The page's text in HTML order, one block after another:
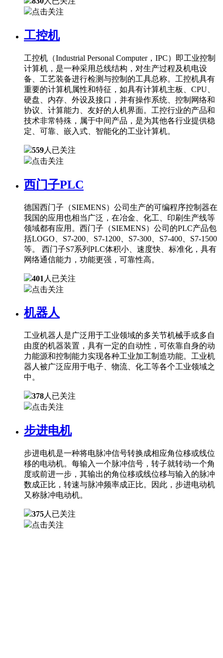
点击关注
工控机
工控机（Industrial Personal Computer，IPC）即工业控制
计算机，是一种采用总线结构，对生产过程及机电设
备、工艺装备进行检测与控制的工具总称。工控机具有
重要的计算机属性和特征，如具有计算机主板、CPU、
硬盘、内存、外设及接口，并有操作系统、控制网络和
协议、计算能力、友好的人机界面。工控行业的产品和
技术非常特殊，属于中间产品，是为其他各行业提供稳
定、可靠、嵌入式、智能化的工业计算机。
559人已关注
点击关注
西门子PLC
德国西门子（SIEMENS）公司生产的可编程序控制器在
我国的应用也相当广泛，在冶金、化工、印刷生产线等
领域都有应用。西门子（SIEMENS）公司的PLC产品包
括LOGO、S7-200、S7-1200、S7-300、S7-400、S7-1500
等。 西门子S7系列PLC体积小、速度快、标准化，具有
网络通信能力，功能更强，可靠性高。
401 人已关注
点击关注
机器人
工业机器人是广泛用于工业领域的多关节机械手或多自
由度的机器装置，具有一定的自动性，可依靠自身的动
力能源和控制能力实现各种工业加工制造功能。工业机
器人被广泛应用于电子、物流、化工等各个工业领域之
中。
378人已关注
点击关注
步进电机
步进电机是一种将电脉冲信号转换成相应角位移或线位
移的电动机。每输入一个脉冲信号，转子就转动一个角
度或前进一步，其输出的角位移或线位移与输入的脉冲
数成正比，转速与脉冲频率成正比。因此，步进电动机
又称脉冲电动机。
375人已关注
点击关注